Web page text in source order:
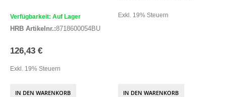
Verfügbarkeit: Auf Lager
HRB Artikelnr.:8718600054BU
126,43 €
Exkl. 19% Steuern
IN DEN WARENKORB
Exkl. 19% Steuern
IN DEN WARENKORB